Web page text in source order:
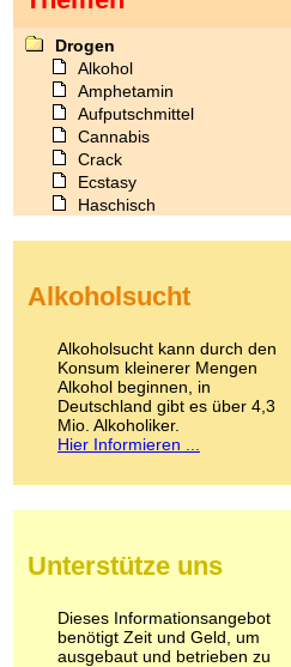
Drogen
Alkohol
Amphetamin
Aufputschmittel
Cannabis
Crack
Ecstasy
Haschisch
Kokain
LSD
Marihuana
Medikamente
Meskalin
Metamphetamin
Methadon
Pilze
Psychopharmaka
Schlafmittel
Schmerzmittel
Alkoholsucht
Alkoholsucht kann durch den
Konsum kleinerer Mengen
Alkohol beginnen, in
Deutschland gibt es über 4,3
Mio. Alkoholiker.
Hier Informieren ...
Unterstütze uns
Dieses Informationsangebot
benötigt Zeit und Geld, um
ausgebaut und betrieben zu